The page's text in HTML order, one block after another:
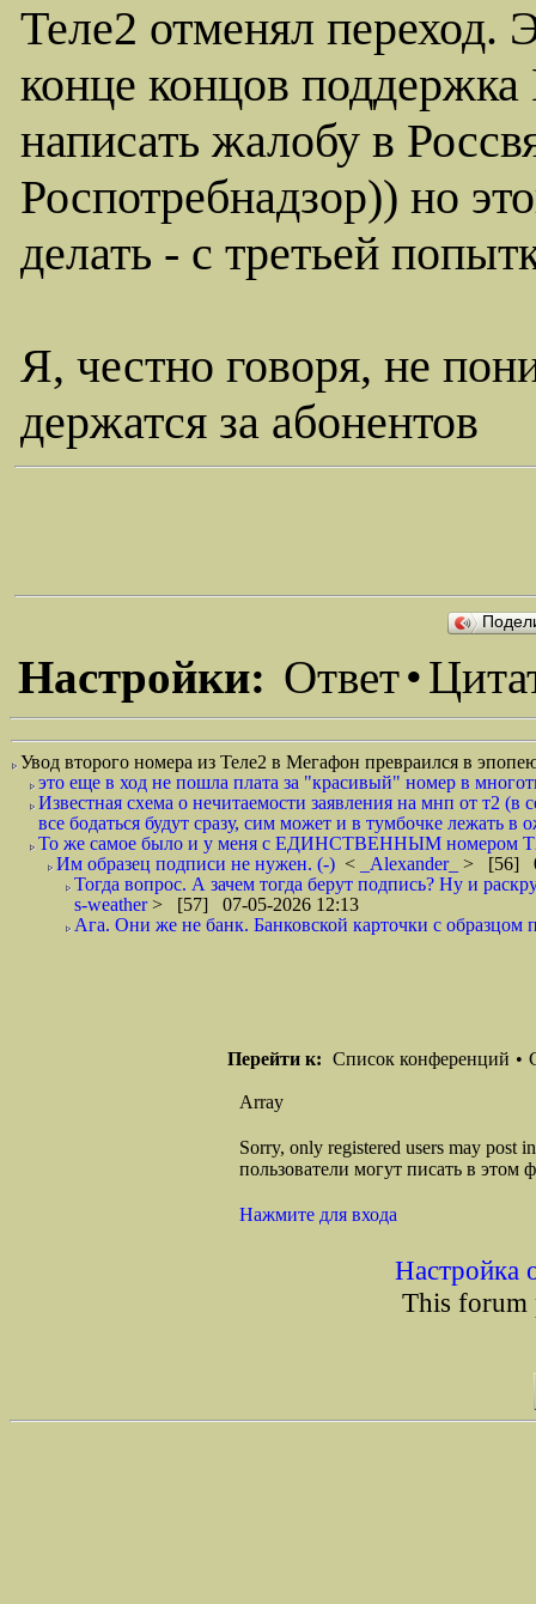
Теле2 отменял
конце концов
написать жалобу в
Роспотребнадзор)) но
делать - с третьей
Я, честно говоря, не
держатся за абонентов
Настройки: Ответ•
Увод второго номера из Теле2 в Мегафон превраился в
это еще в ход не пошла плата за "красивый" номер в
Известная схема о нечитаемости заявления на мнп от т2
все бодаться будут сразу, сим может и в тумбочке лежать
То же самое было и у меня с ЕДИНСТВЕННЫМ номером
Им образец подписи не нужен. (-) < _Alexander_ > [56]
Тогда вопрос. А зачем тогда берут подпись? Ну и
s-weather> [57] 07-05-2026 12:13
Ага. Они же не банк. Банковской карточки с образцом
Перейти к: Список конференций •
Array
Sorry, only registered users may post
пользователи могут писать в этом
Нажмите для входа
Настройка
This